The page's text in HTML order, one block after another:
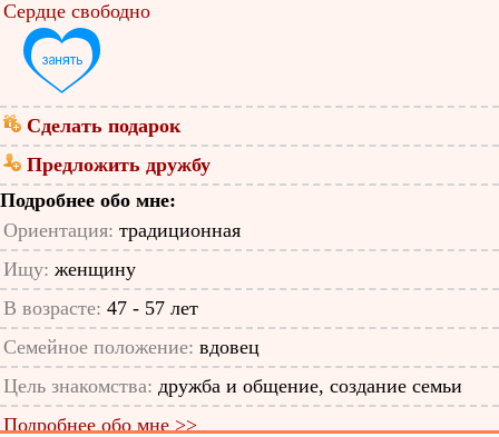
Сердце свободно
Сделать подарок
Предложить дружбу
Подробнее обо мне:
Ориентация: традиционная
Ищу: женщину
В возрасте: 47 - 57 лет
Семейное положение: вдовец
Цель знакомства: дружба и общение, создание семьи
Подробнее обо мне >>